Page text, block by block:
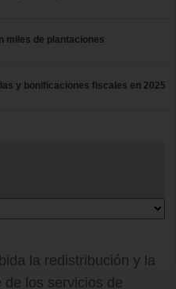
miles de plantaciones
y bonificaciones fiscales en 2025
la redistribución y la
de los servicios de